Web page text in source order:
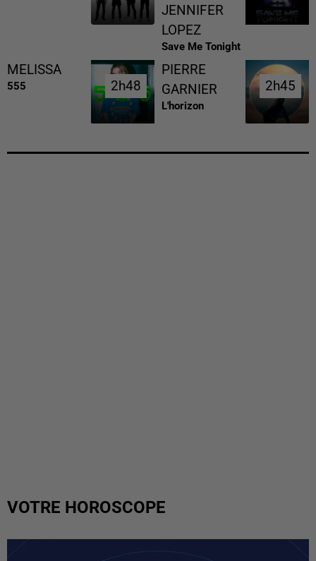
JENNIFER
LOPEZ
Save Me Tonight
MELISSA
555 2h48
2h48
PIERRE
GARNIER
L'horizon
2h45
2h45
VOTRE HOROSCOPE